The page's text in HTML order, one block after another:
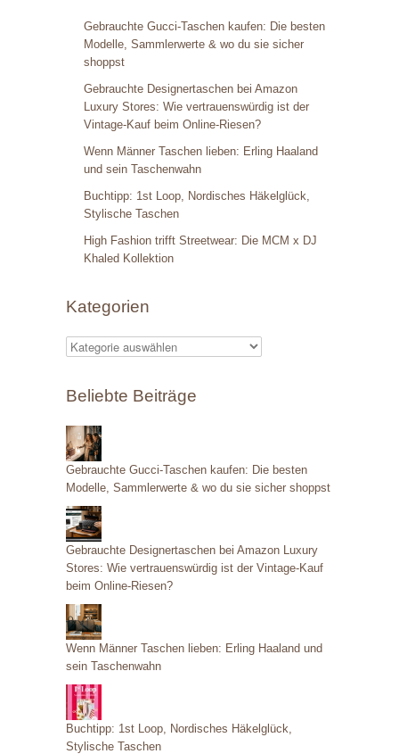
Gebrauchte Gucci-Taschen kaufen: Die besten
Modelle, Sammlerwerte & wo du sie sicher
shoppst
Gebrauchte Designertaschen bei Amazon
Luxury Stores: Wie vertrauenswürdig ist der
Vintage-Kauf beim Online-Riesen?
Wenn Männer Taschen lieben: Erling Haaland
und sein Taschenwahn
Buchtipp: 1st Loop, Nordisches Häkelglück,
Stylische Taschen
High Fashion trifft Streetwear: Die MCM x DJ
Khaled Kollektion
Kategorien
K
t
e
g
o
r
i
e
n
Beliebte Beiträge
Gebrauchte Gucci-Taschen kaufen: Die besten
Modelle, Sammlerwerte & wo du sie sicher shoppst
Gebrauchte Designertaschen bei Amazon Luxury
Stores: Wie vertrauenswürdig ist der Vintage-Kauf
beim Online-Riesen?
Wenn Männer Taschen lieben: Erling Haaland und
sein Taschenwahn
Buchtipp: 1st Loop, Nordisches Häkelglück,
Stylische Taschen